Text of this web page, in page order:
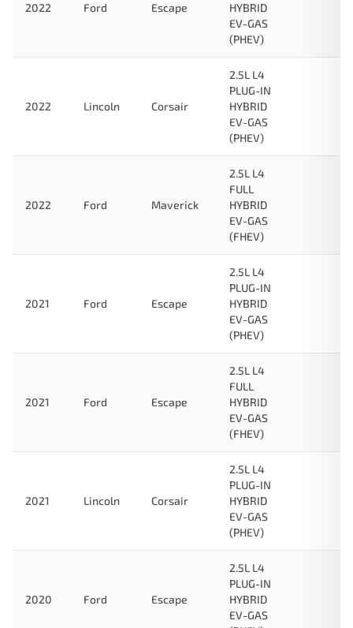
2022 Ford Escape
HYBRID
EV-GAS
(PHEV)
2022 Lincoln Corsair
2.5L L4
PLUG-IN
HYBRID
EV-GAS
(PHEV)
2022 Ford Maverick
2.5L L4
FULL
HYBRID
EV-GAS
(FHEV)
2021 Ford Escape
2.5L L4
PLUG-IN
HYBRID
EV-GAS
(PHEV)
2021 Ford Escape
2.5L L4
FULL
HYBRID
EV-GAS
(FHEV)
2021 Lincoln Corsair
2.5L L4
PLUG-IN
HYBRID
EV-GAS
(PHEV)
2020 Ford Escape
2.5L L4
PLUG-IN
HYBRID
EV-GAS